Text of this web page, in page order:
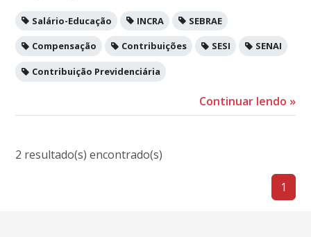
Salário-Educação INCRA SEBRAE
Compensação Contribuições SESI SENAI
Contribuição Previdenciária
Continuar lendo »
2 resultado(s) encontrado(s)
1